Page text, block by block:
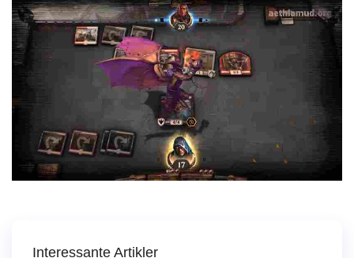
Interessante Artikler